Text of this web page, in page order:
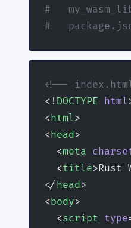
#
#
<!--
<! DOCTYPE html
<html>
<head>
  <
meta
  <
title>Rust
</ head>
<body>
  <
script type